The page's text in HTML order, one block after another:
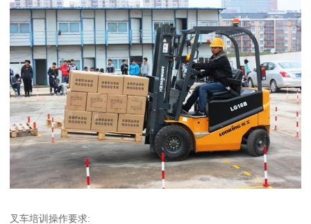
叉车培训操作要求: